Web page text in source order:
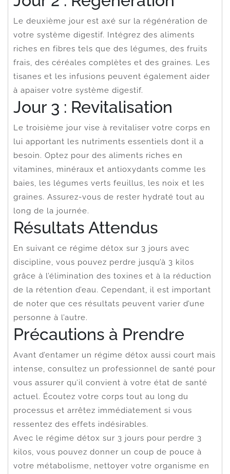
Le deuxième jour est axé sur la régénération de
votre système digestif. Intégrez des aliments
riches en fibres tels que des légumes, des fruits
frais, des céréales complètes et des graines. Les
tisanes et les infusions peuvent également aider
à apaiser votre système digestif.
Jour 3 : Revitalisation
Le troisième jour vise à revitaliser votre corps en
lui apportant les nutriments essentiels dont il a
besoin. Optez pour des aliments riches en
vitamines, minéraux et antioxydants comme les
baies, les légumes verts feuillus, les noix et les
graines. Assurez-vous de rester hydraté tout au
long de la journée.
Résultats Attendus
En suivant ce régime détox sur 3 jours avec
discipline, vous pouvez perdre jusqu’à 3 kilos
grâce à l’élimination des toxines et à la réduction
de la rétention d’eau. Cependant, il est important
de noter que ces résultats peuvent varier d’une
personne à l’autre.
Précautions à Prendre
Avant d’entamer un régime détox aussi court mais
intense, consultez un professionnel de santé pour
vous assurer qu’il convient à votre état de santé
actuel. Écoutez votre corps tout au long du
processus et arrêtez immédiatement si vous
ressentez des effets indésirables.
Avec le régime détox sur 3 jours pour perdre 3
kilos, vous pouvez donner un coup de pouce à
votre métabolisme, nettoyer votre organisme en